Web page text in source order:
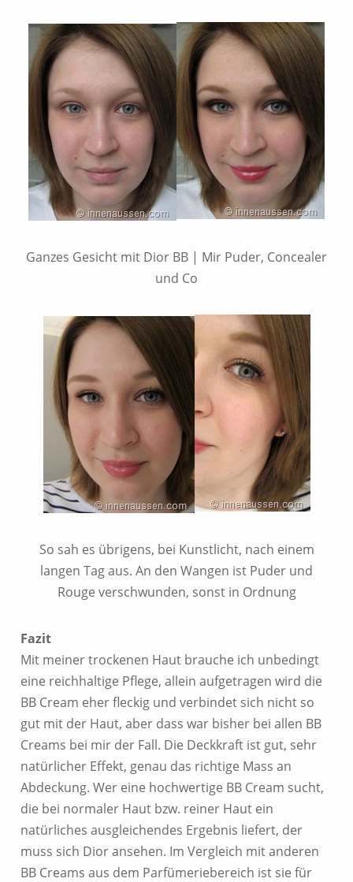
Ganzes Gesicht mit Dior BB | Mir Puder, Concealer
und Co
So sah es übrigens, bei Kunstlicht, nach einem
langen Tag aus. An den Wangen ist Puder und
Rouge verschwunden, sonst in Ordnung
Fazit
Mit meiner trockenen Haut brauche ich unbedingt
eine reichhaltige Pflege, allein aufgetragen wird die
BB Cream eher fleckig und verbindet sich nicht so
gut mit der Haut, aber dass war bisher bei allen BB
Creams bei mir der Fall. Die Deckkraft ist gut, sehr
natürlicher Effekt, genau das richtige Mass an
Abdeckung. Wer eine hochwertige BB Cream sucht,
die bei normaler Haut bzw. reiner Haut ein
natürliches ausgleichendes Ergebnis liefert, der
muss sich Dior ansehen. Im Vergleich mit anderen
BB Creams aus dem Parfümeriebereich ist sie für